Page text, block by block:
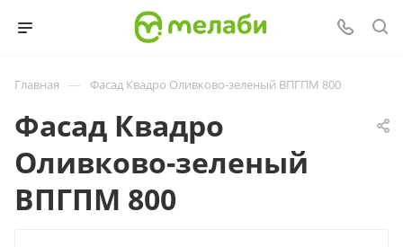
Главная — Фасад Квадро Оливково-зеленый ВПГПМ 800
Фасад Квадро
Оливково-зеленый
ВПГПМ 800